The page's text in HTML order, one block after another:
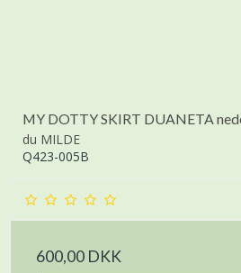
MY DOTTY SKIRT DUANETA
du MILDE
Q423-005B
600,00 DKK